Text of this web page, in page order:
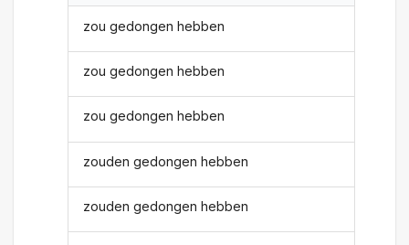
zou gedongen hebben
zou gedongen hebben
zou gedongen hebben
zouden gedongen hebben
zouden gedongen hebben